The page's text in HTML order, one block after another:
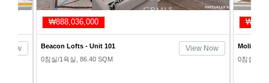
Now
₩888,036,000
Beacon Lofts - Unit 101
0침실/1욕실, 86.40 SQM
View Now
Molino
0침실/1욕